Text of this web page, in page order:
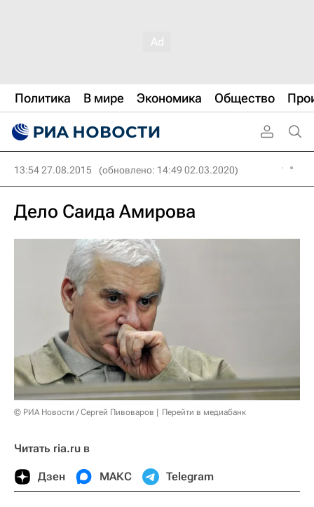
Политика В мире Экономика Общество
13:54 27.08.2015 (обновлено: 14:49 02.03.2020)
Дело Саида Амирова
© РИА Новости / Сергей Пивоваров Перейти в медиабанк
Читать ria.ru в
Дзен МАКС Telegram